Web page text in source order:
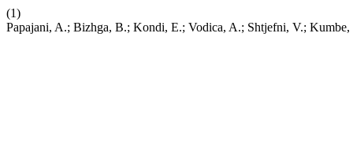
(1)
Papajani, A.; Bizhga, B.; Kondi, E.; Vodica, A.; Shtjefni, V.;